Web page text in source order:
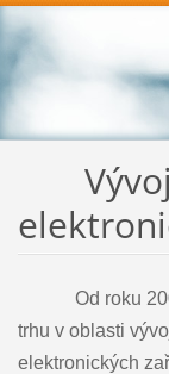
Vývoj
Od roku
trhu v oblasti
elektronických